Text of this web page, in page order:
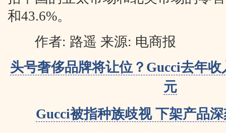
和43.6%。
作者: 路遥 来源: 电商报
头号奢侈品牌将让位？Gucci去年
元
Gucci被指种族歧视 下架产品